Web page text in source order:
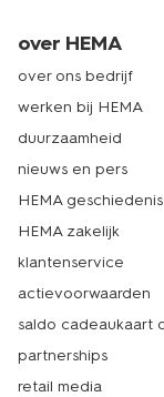
over HEMA
over ons bedrijf
werken bij HEMA
duurzaamheid
nieuws en pers
HEMA geschiedenis
HEMA zakelijk
klantenservice
actievoorwaarden
saldo cadeaukaart
partnerships
retail media